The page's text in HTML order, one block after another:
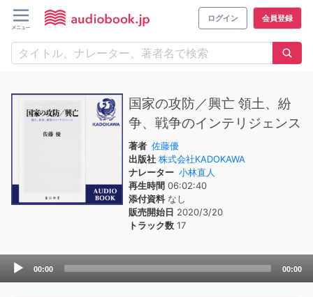
ログイン 会員登録
国家の攻防／興亡 領土、紛
争、戦争のインテリジェンス
著者 佐藤優
出版社 株式会社KADOKAWA
ナレーター 小林直人
再生時間 06:02:40
添付資料なし
販売開始日 2020/3/20
トラック数 17
Audio
00:00 00:00